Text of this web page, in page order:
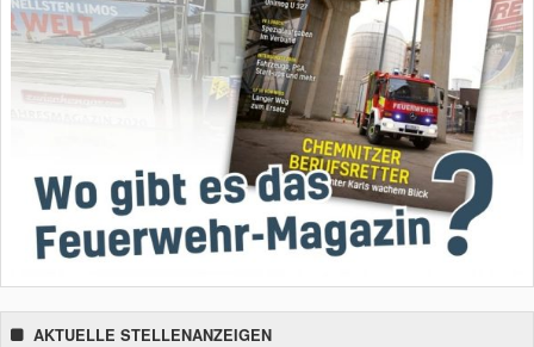
AKTUELLE STELLENANZEIGEN